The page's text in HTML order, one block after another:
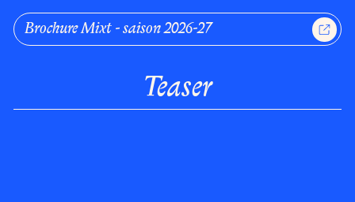
Brochure Mixt - saison 2026-27
Teaser